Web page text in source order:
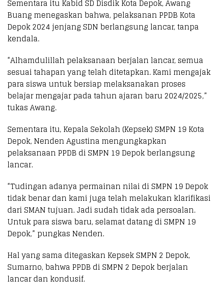
Sementara itu Kabid SD Disdik Kota Depok, Awang
Buang menegaskan bahwa, pelaksanan PPDB Kota
Depok 2024 jenjang SDN berlangsung lancar, tanpa
kendala.
“Alhamdulillah pelaksanaan berjalan lancar, semua
sesuai tahapan yang telah ditetapkan. Kami mengajak
para siswa untuk bersiap melaksanakan proses
belajar mengajar pada tahun ajaran baru 2024/2025,”
tukas Awang.
Sementara itu, Kepala Sekolah (Kepsek) SMPN 19 Kota
Depok, Nenden Agustina mengungkapkan
pelaksanaan PPDB di SMPN 19 Depok berlangsung
lancar.
“Tudingan adanya permainan nilai di SMPN 19 Depok
tidak benar dan kami juga telah melakukan klarifikasi
dari SMAN tujuan. Jadi sudah tidak ada persoalan.
Untuk para siswa baru, selamat datang di SMPN 19
Depok,” pungkas Nenden.
Hal yang sama ditegaskan Kepsek SMPN 2 Depok,
Sumarno, bahwa PPDB di SMPN 2 Depok berjalan
lancar dan kondusif.